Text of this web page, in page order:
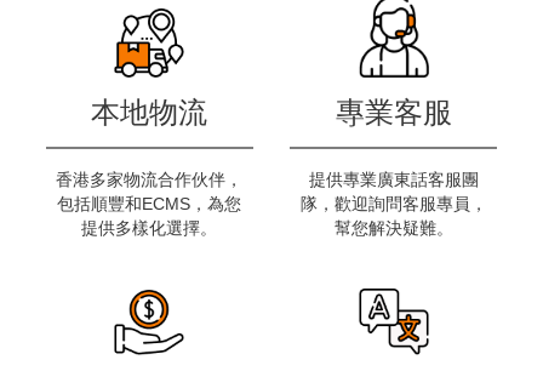
本地物流
香港多家物流合作伙伴，
包括順豐和ECMS，為您
提供多樣化選擇。
專業客服
提供專業廣東話客服團
隊，歡迎詢問客服專員，
幫您解決疑難。